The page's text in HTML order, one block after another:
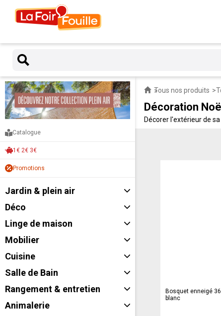
Catalogue
1€ 2€ 3€
Promotions
Jardin & plein air
Déco
Linge de maison
Mobilier
Cuisine
Salle de Bain
Rangement & entretien
Animalerie
Tous nos produits
Décoration
Décorer l'extérieur de
Bosquet enneigé
blanc